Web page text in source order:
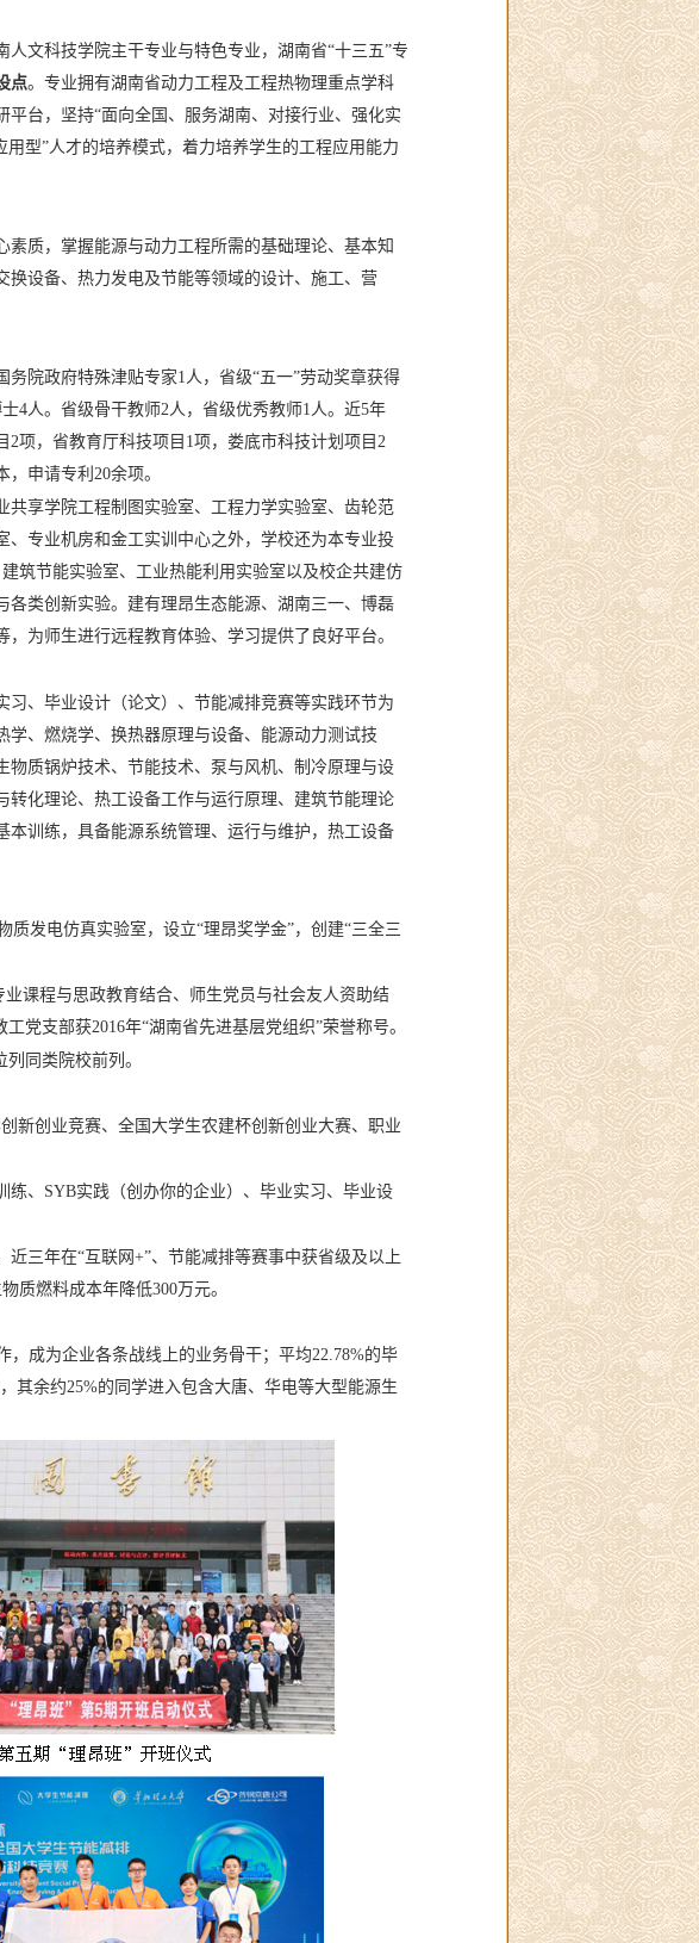
文科技学院主干专业与特色专业，湖南省“十三五”专
点。专业拥有湖南省动力工程及工程热物理重点学科
台，坚持“面向全国、服务湖南、对接行业、强化实
型”人才的培养模式，着力培养学生的工程应用能力
质，掌握能源与动力工程所需的基础理论、基本知
设备、热力发电及节能等领域的设计、施工、营
院政府特殊津贴专家1人，省级“五一”劳动奖章获得
4人。省级骨干教师2人，省级优秀教师1人。近5年
项，省教育厅科技项目1项，娄底市科技计划项目2
申请专利20余项。
享学院工程制图实验室、工程力学实验室、齿轮范
专业机房和金工实训中心之外，学校还为本专业投
筑节能实验室、工业热能利用实验室以及校企共建仿
类创新实验。建有理昂生态能源、湖南三一、博磊
为师生进行远程教育体验、学习提供了良好平台。
、毕业设计（论文）、节能减排竞赛等实践环节为
、燃烧学、换热器原理与设备、能源动力测试技
质锅炉技术、节能技术、泵与风机、制冷原理与设
化理论、热工设备工作与运行原理、建筑节能理论
训练，具备能源系统管理、运行与维护，热工设备
发电仿真实验室，设立“理昂奖学金”，创建“三全三
课程与思政教育结合、师生党员与社会友人资助结
党支部获2016年“湖南省先进基层党组织”荣誉称号。
同类院校前列。
新创业竞赛、全国大学生农建杯创新创业大赛、职业
、SYB实践（创办你的企业）、毕业实习、毕业设
三年在“互联网+”、节能减排等赛事中获省级及以上
质燃料成本年降低300万元。
，成为企业各条战线上的业务骨干；平均22.78%的毕
其余约25%的同学进入包含大唐、华电等大型能源生